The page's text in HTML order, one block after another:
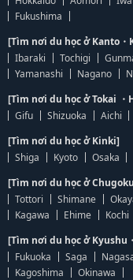
Fukushima
[Tìm nơi du học ở Kanto
Ibaraki
Tochigi
Yamanashi
Nagano
[Tìm nơi du học ở Tokai
Gifu
Shizuoka Aichi
[Tìm nơi du học ở Kinki]
Shiga
Kyoto Osaka
[Tìm nơi du học ở
Tottori
Shimane
Kagawa
Ehime
Kochi
[Tìm nơi du học ở Kyushu
Fukuoka
Saga
Kagoshima
Okinawa